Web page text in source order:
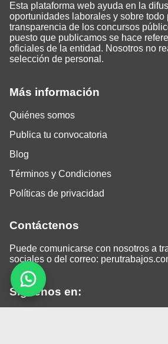
Más información
Quiénes somos
Publica tu convocatoria
Blog
Términos y Condiciones
Políticas de privacidad
Contáctenos
Puede comunicarse con nosotros a
sociales o del correo:
Siguenos en:
Esta plataforma web ayuda en la
oportunidades laborales y sobre todo
transparencia de los concursos
puesto que publicamos se hace
oficiales de la entidad. Nosotros no
selección de personal.